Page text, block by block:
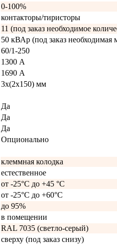
0-100%
контакторы/тиристоры
11 (под заказ необходимое
50 кВАр (под заказ необходимая
60/1-250
1300 А
1690 А
3x(2x150) мм
Да
Да
Да
Опционально
клеммная колодка
естественное
от -25°C до +45 °C
от -25°C до +60°C
до 95%
в помещении
RAL 7035 (светло-серый)
сверху (под заказ снизу)